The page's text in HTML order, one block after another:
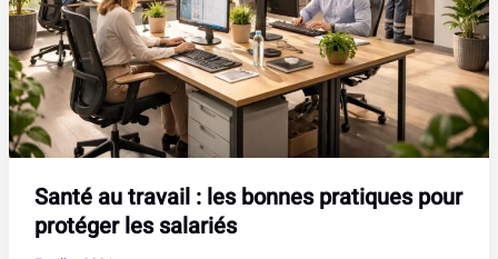
Santé au travail : les bonnes pratiques pour
protéger les salariés